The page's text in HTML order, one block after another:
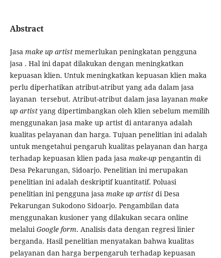
Abstract
Jasa make up artistmemerlukan peningkatan pengguna
jasa . Hal ini dapat dilakukan dengan meningkatkan
kepuasan klien. Untuk meningkatkan kepuasan klien maka
perlu diperhatikan atribut-atribut yang ada dalam jasa
layanan tersebut. Atribut-atribut dalam jasa layanan make
up artistyang dipertimbangkan oleh klien sebelum memilih
menggunakan jasa make up artist di antaranya adalah
kualitas pelayanan dan harga. Tujuan penelitian ini adalah
untuk mengetahui pengaruh kualitas pelayanan dan harga
terhadap kepuasan klien pada jasa make-uppengantin di
Desa Pekarungan, Sidoarjo. Penelitian ini merupakan
penelitian ini adalah deskriptif kuantitatif. Poluasi
penelitian ini pengguna jasa make up artistdi Desa
Pekarungan Sukodono Sidoarjo. Pengambilan data
menggunakan kusioner yang dilakukan secara online
melaluiGoogle form. Analisis data dengan regresi linier
berganda. Hasil penelitian menyatakan bahwa kualitas
pelayanan dan harga berpengaruh terhadap kepuasan